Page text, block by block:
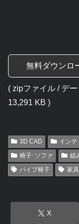
無料ダウンロ
( zipファイル / デ
13,291 KB )
3D CAD インテ
椅子･ソファ
組
パイプ椅子
家具
X